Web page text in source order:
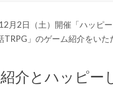
月2日（土）開催「ハッピ
TRPG」のゲーム紹介をいた
介とハッピー